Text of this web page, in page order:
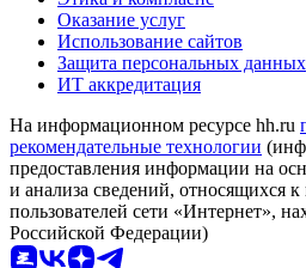
Оказание услуг
Использование сайтов
Защита персональных данных
ИТ аккредитация
На информационном ресурсе hh.ru
рекомендательные технологии
предоставления информации на
и анализа сведений, относящихся
пользователей сети «Интернет»,
Российской Федерации)